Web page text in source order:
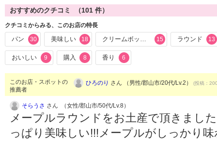
おすすめのクチコミ （101 件）
クチコミからみる、このお店の特長
パン 30 美味しい 18 クリームボックス 15 ラウンド 13
おいしい 9 購入 8 香り 6
このお店・スポットの
推薦者
ひろのり さん （男性/郡山市/20代/Lv.2） (投稿：
そらうさ さん （女性/郡山市/50代/Lv.8）
メープルラウンドをお土産で頂きまし
っぱり美味しい!!!メープルがしっかり